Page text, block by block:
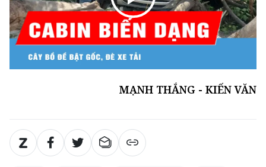
MẠNH THẮNG - KIẾN VĂN